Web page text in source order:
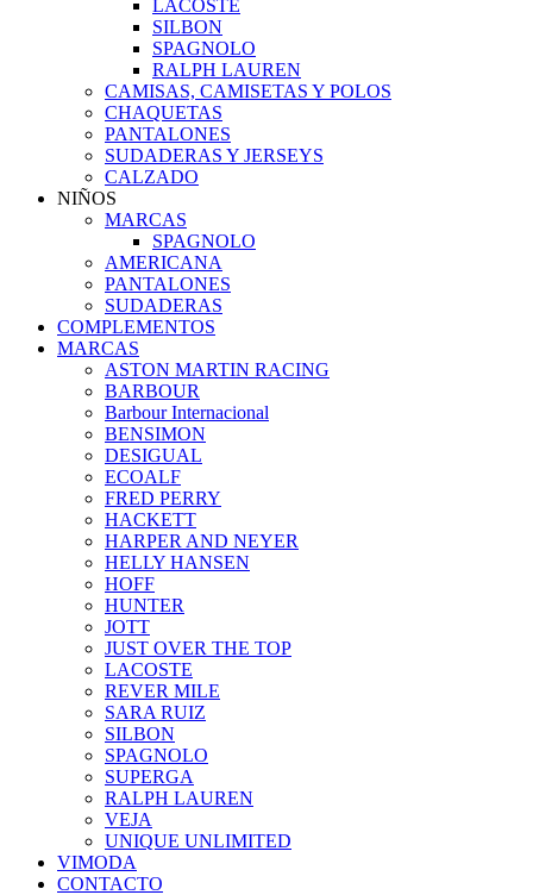
LACOSTE
SILBON
SPAGNOLO
RALPH LAUREN
CAMISAS, CAMISETAS Y POLOS
CHAQUETAS
PANTALONES
SUDADERAS Y JERSEYS
CALZADO
NIÑOS
MARCAS
SPAGNOLO
AMERICANA
PANTALONES
SUDADERAS
COMPLEMENTOS
MARCAS
ASTON MARTIN RACING
BARBOUR
Barbour Internacional
BENSIMON
DESIGUAL
ECOALF
FRED PERRY
HACKETT
HARPER AND NEYER
HELLY HANSEN
HOFF
HUNTER
JOTT
JUST OVER THE TOP
LACOSTE
REVER MILE
SARA RUIZ
SILBON
SPAGNOLO
SUPERGA
RALPH LAUREN
VEJA
UNIQUE UNLIMITED
VIMODA
CONTACTO